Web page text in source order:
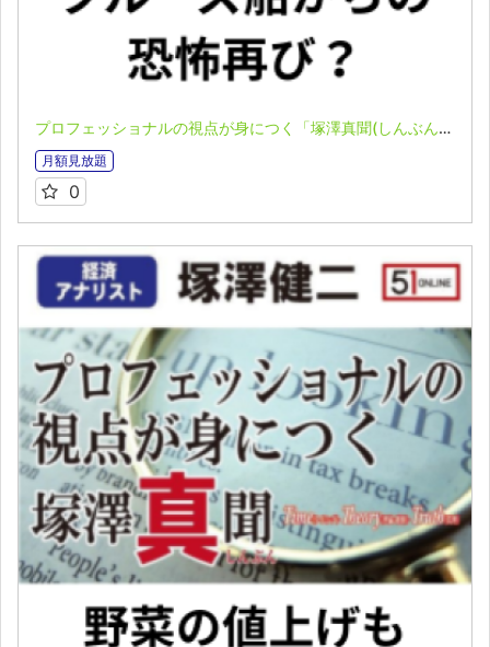
プロフェッショナルの視点が身につく「塚澤真聞(しんぶん)」(2025.5.11)
月額見放題
0